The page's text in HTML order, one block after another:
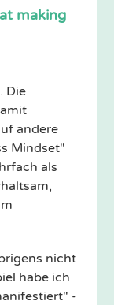
making
Die
andere
Mindset"
als
nicht
habe ich
-